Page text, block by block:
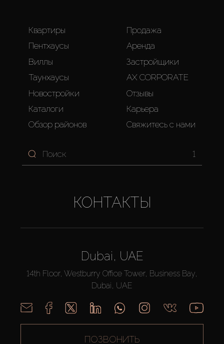
Квартиры
Пентхаусы
Виллы
Таунхаусы
Новостройки
Каталоги
Обзор районов
Продажа
Аренда
Застройщики
AX CORPORATE
Отзывы
Карьера
Свяжитесь с нами
1
КОНТАКТЫ
Dubai, UAE
14th Floor, Westburry Office Tower, Business Bay,
Dubai, UAE
ПОЗВОНИТЬ